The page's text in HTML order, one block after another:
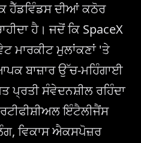
ਹੈੱਡਵਿੰਡਸ ਦੀਆਂ ਕਠੋਰ
ਹੈ। ਜਦੋਂ ਕਿ SpaceX
ਮਾਰਕੀਟ ਮੁਲਾਂਕਣਾਂ 'ਤੇ
ਬਾਜ਼ਾਰ ਉੱਚ-ਮਹਿੰਗਾਈ
ਪ੍ਰਤੀ ਸੰਵੇਦਨਸ਼ੀਲ ਰਹਿੰਦਾ
ਇੰਟੈਲੀਜੈਂਸ
ਵਿਕਾਸ ਐਕਸਪੋਜ਼ਰ